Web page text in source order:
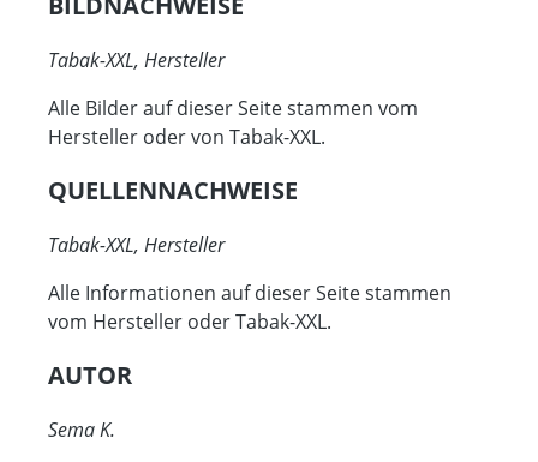
Tabak-XXL, Hersteller
Alle Bilder auf dieser Seite stammen vom
Hersteller oder von Tabak-XXL.
QUELLENNACHWEISE
Tabak-XXL, Hersteller
Alle Informationen auf dieser Seite stammen
vom Hersteller oder Tabak-XXL.
AUTOR
Sema K.